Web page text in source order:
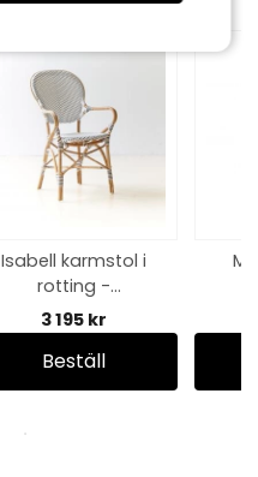
Isabell karmstol i
rotting -
vit/cappuchino
3 195 kr
Beställ